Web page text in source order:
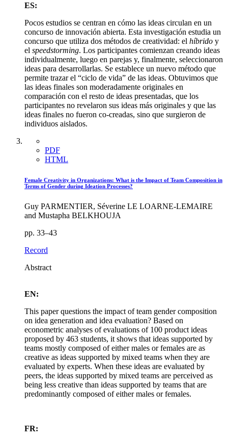
ES:
Pocos estudios se centran en cómo las ideas circulan en un
concurso de innovación abierta. Esta investigación estudia un
concurso que utiliza dos métodos de creatividad: el híbrido y
el speedstorming. Los participantes comienzan creando ideas
individualmente, luego en parejas y, finalmente, seleccionaron
ideas para desarrollarlas. Se establece un nuevo método que
permite trazar el “ciclo de vida” de las ideas. Obtuvimos que
las ideas finales son moderadamente originales en
comparación con el resto de ideas presentadas, que los
participantes no revelaron sus ideas más originales y que las
ideas finales no fueron co-creadas, sino que surgieron de
individuos aislados.
PDF
HTML
Female Creativity in Organizations: What is the Impact of Team Composition in
Terms of Gender during Ideation Processes?
Guy PARMENTIER, Séverine LE LOARNE-LEMAIRE
and Mustapha BELKHOUJA
pp. 33–43
Record
Abstract
EN:
This paper questions the impact of team gender composition
on idea generation and idea evaluation? Based on
econometric analyses of evaluations of 100 product ideas
proposed by 463 students, it shows that ideas supported by
teams mostly composed of either males or females are as
creative as ideas supported by mixed teams when they are
evaluated by experts. When these ideas are evaluated by
peers, the ideas supported by mixed teams are perceived as
being less creative than ideas supported by teams that are
predominantly composed of either males or females.
FR: